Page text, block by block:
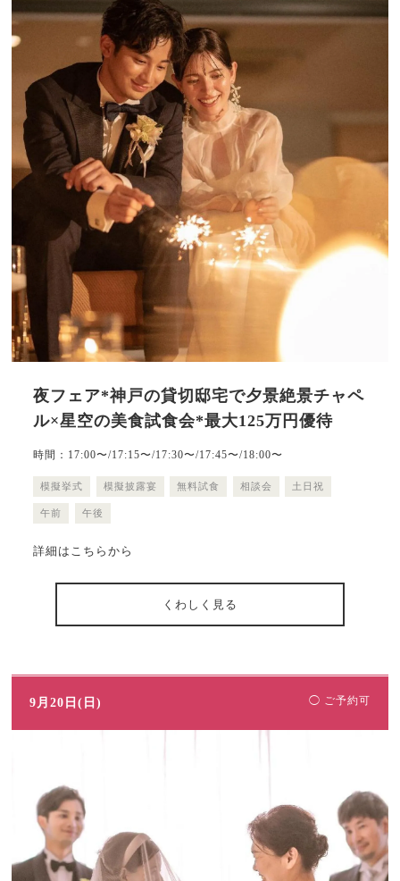
夜フェア*神戸の貸切邸宅で夕景絶景チャペ
ル×星空の美食試食会*最大125万円優待
時間：17:00〜/17:15〜/17:30〜/17:45〜/18:00〜
模擬挙式 模擬披露宴 無料試食 相談会 土日祝
午前 午後
詳細はこちらから
くわしく見る
9月20日(日) ◯ ご予約可